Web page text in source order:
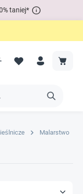
taniej*
Malarstwo